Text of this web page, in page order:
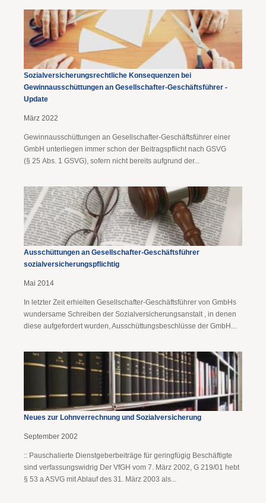
Sozialversicherungsrechtliche Konsequenzen bei
Gewinnausschüttungen an Gesellschafter-Geschäftsführer -
Update
März 2022
Gewinnausschüttungen an Gesellschafter-Geschäftsführer einer
GmbH unterliegen immer schon der Beitragspflicht nach GSVG
(§ 25 Abs. 1 GSVG), sofern nicht bereits aufgrund der...
Ausschüttungen an Gesellschafter-Geschäftsführer
sozialversicherungspflichtig
Mai 2014
In letzter Zeit erhielten Gesellschafter-Geschäftsführer von GmbHs
wundersame Schreiben der Sozialversicherungsanstalt , in denen
diese aufgefordert wurden, Ausschüttungsbeschlüsse der GmbH...
Neues zur Lohnverrechnung und Sozialversicherung
September 2002
:: Pauschalierte Dienstgeberbeiträge für geringfügig Beschäftigte
sind verfassungswidrig Der VfGH vom 7. März 2002, G 219/01 hebt
§ 53 a ASVG mit Ablauf des 31. März 2003 als...